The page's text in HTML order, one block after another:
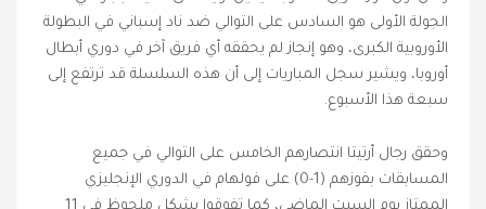
الجولة الأولى هو السادس على التوالي ضد ناد إسباني في البطولة
الأوروبية الكبرى، وهو إنجاز لم يحققه أي فريق آخر في دوري أبطال
أوروبا، ويشير سجل المباريات إلى أن هذه السلسلة قد ترتفع إلى
سبعة هذا الأسبوع.
وحقق رجال أرتيتا انتصارهم الخامس على التوالي في جميع
المسابقات بفوزهم (1-0) على فولهام في الدوري الإنجليزي